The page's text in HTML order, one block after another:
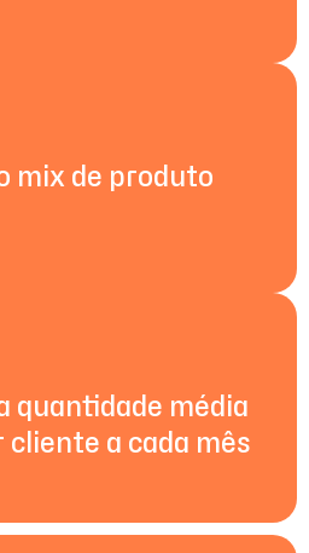
mix de produto
quantidade média
cliente a cada mês